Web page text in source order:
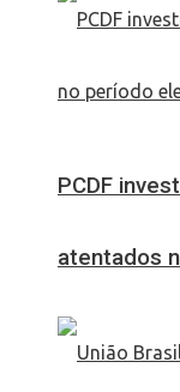
PCDF
atentados